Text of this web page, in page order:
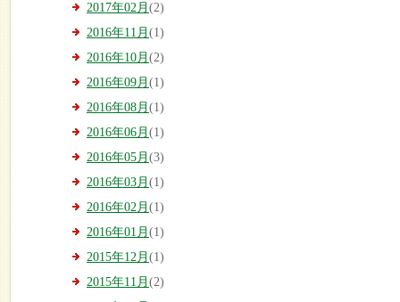
2017年02月 (2)
2016年11月 (1)
2016年10月 (2)
2016年09月 (1)
2016年08月 (1)
2016年06月 (1)
2016年05月 (3)
2016年03月 (1)
2016年02月 (1)
2016年01月 (1)
2015年12月 (1)
2015年11月 (2)